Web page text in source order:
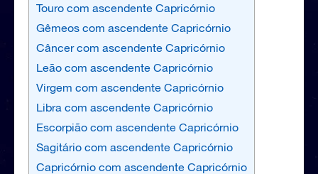
Touro com ascendente Capricórnio
Gêmeos com ascendente Capricórnio
Câncer com ascendente Capricórnio
Leão com ascendente Capricórnio
Virgem com ascendente Capricórnio
Libra com ascendente Capricórnio
Escorpião com ascendente Capricórnio
Sagitário com ascendente Capricórnio
Capricórnio com ascendente Capricórnio